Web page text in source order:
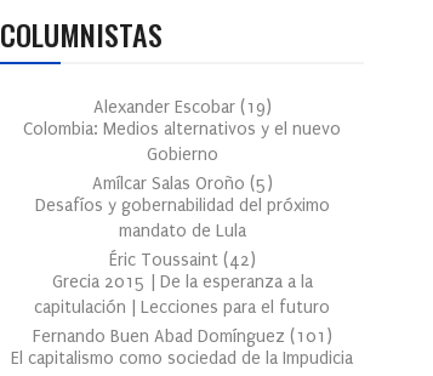
COLUMNISTAS
Alexander Escobar (19)
Colombia: Medios alternativos y el nuevo
Gobierno
Amílcar Salas Oroño (5)
Desafíos y gobernabilidad del próximo
mandato de Lula
Éric Toussaint (42)
Grecia 2015 | De la esperanza a la
capitulación | Lecciones para el futuro
Fernando Buen Abad Domínguez (101 )
El capitalismo como sociedad de la Impudicia